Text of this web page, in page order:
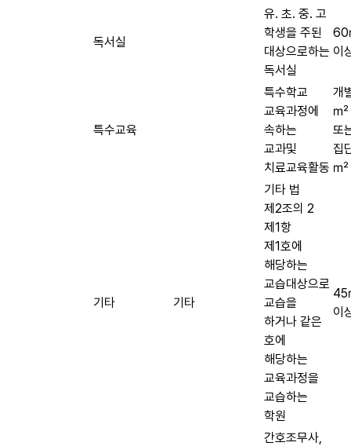
독서실
유. 초. 중. 고
학생을 주된
대상으로하는
독서실
이
특수교육
특수학교
교육과정에
속하는
교과및
치료교육활동
개
㎡
또
집
㎡
기타 기타
기타 법
제2조의 2
제1항
제1호에
해당하는
교습대상으로
교습을
하거나 같은
호에
해당하는
교육과정을
교습하는
학원
이
간호조무사,